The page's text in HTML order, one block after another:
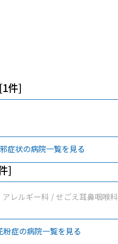
件]
症状の病院一覧を見る
]
レルギー科 / せごえ耳鼻咽喉科
粉症の病院一覧を見る